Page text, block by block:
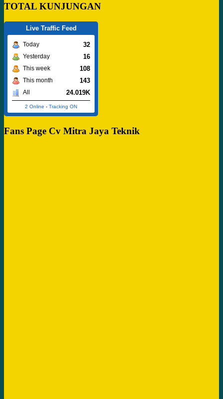
TOTAL KUNJUNGAN
Live Traffic Feed
Today 32
Yesterday 16
This week 108
This month 143
All 24.019K
2 Online - Tracking ON
Fans Page Cv Mitra Jaya Teknik